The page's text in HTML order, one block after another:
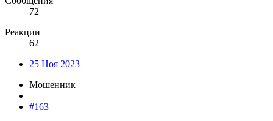
72
Реакции
62
25 Ноя 2023
Мошенник
#163